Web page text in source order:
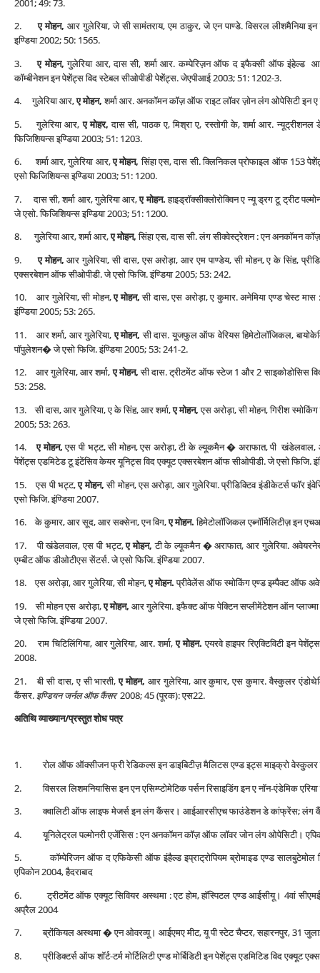
2001; 49: 73.
2.ए मोहन, आर गुलेरिया, जे सी सामंतराय, एम ठाकुर, जे एन पाण्‍डे. विसरल लीशमैनिया
इण्डिया 2002; 50: 1565.
3.ए मोहन,गुलेरिया आर, दास सी, शर्मा आर. कम्‍पेरिज़न ऑफ द इफैक्‍सी ऑफ इंहेल्‍ड
कॉम्‍बीनेशन इन पेशेंट्स विद स्‍टेबल सीओपीडी पेशेंट्स. जेएपीआई 2003; 51: 1202-3.
4. गुलेरिया आर,ए मोहन,शर्मा आर. अनकॉमन कॉज़ ऑफ राइट लॉवर ज़ोन लंग ओपेसिटी इन
5. गुलेरिया आर,ए मोहर,दास सी, पाठक ए, मिश्रा ए, रस्‍तोगी के, शर्मा आर.
फिजिशियन्‍स इण्डिया 2003; 51: 1203.
6. शर्मा आर, गुलेरिया आर,ए मोहन,सिंहा एस, दास सी. क्लिनिकल प्रोफाइल ऑफ 153
एसो फिजिशियन्‍स इण्डिया 2003; 51: 1200.
7. दास सी, शर्मा आर, गुलेरिया आर,ए मोहन.हाइड्रॉक्‍सीक्‍लोरोक्विन ए न्‍यू ड्रग टू ट्रीट
जे एसो. फिजिशियन्‍स इण्डिया 2003; 51: 1200.
8. गुलेरिया आर, शर्मा आर,ए मोहन,सिंहा एस, दास सी. लंग सीक्‍वेस्‍ट्रेशन : एन अनकॉमन
9.ए मोहन,आर गुलेरिया, सी दास, एस अरोड़ा, आर एम पाण्‍डेय, सी मोहन, ए के सिंह,
एक्‍सरबेशन ऑफ सीओपीडी. जे एसो फिजि. इंण्डिया 2005; 53: 242.
10. आर गुलेरिया, सी मोहन,ए मोहन,सी दास, एस अरोड़ा, ए कुमार. अनेमिया एण्‍ड चेस्‍ट
इंण्डिया 2005; 53: 265.
11. आर शर्मा, आर गुलेरिया,ए मोहन,सी दास. यूजफुल ऑफ वेरियस हिमेटोलॉजिकल,
पॉपुलेशन� जे एसो फिजि. इंण्डिया 2005; 53: 241-2.
12. आर गुलेरिया, आर शर्मा,ए मोहन,सी दास. ट्रीटमेंट ऑफ स्‍टेज 1 और 2 साइकोडोसिस विद
53: 258.
13. सी दास, आर गुलेरिया, ए के सिंह, आर शर्मा,ए मोहन,एस अरोड़ा, सी मोहन, गिरीश
2005; 53: 263.
14.ए मोहन,एस पी भट्ट, सी मोहन, एस अरोड़ा, टी के ल्‍यूकमैन � अराफात, पी
पेंशेंट्स एडमिटेड टू इंटेंसिव केयर यूनिट्स विद एक्‍यूट एक्‍सरबेशन ऑफ सीओपीडी. जे एसो फिजि.
15. एस पी भट्ट,ए मोहन,सी मोहन, एस अरोड़ा, आर गुलेरिया. प्रीडिक्टिव इंडीकेटर्स
एसो फिजि. इंण्डिया 2007.
16. के कुमार, आर सूद, आर सक्‍सेना, एन विग,ए मोहन.हिमेटोलॉजिकल एब्‍नॉर्मिलिटीज़ इन
17. पी खंडेलवाल, एस पी भट्ट,ए मोहन,टी के ल्‍यूकमैन � अराफात, आर गुलेरिया.
एम्‍बीट ऑफ डीओटीएस सेंटर्स. जे एसो फिजि. इंण्डिया 2007.
18. एस अरोड़ा, आर गुलेरिया, सी मोहन,ए मोहन.प्रीवेलेंस ऑफ स्‍मोकिंग एण्‍ड इम्‍पैक्‍ट ऑफ
19. सी मोहन एस अरोड़ा,ए मोहन,आर गुलेरिया. इफैक्‍ट ऑफ पेक्टिन सप्‍लीमेंटेशन ऑन प्‍लाज्‍मा
जे एसो फिजि. इंण्डिया 2007.
20. राम चिटिलिंगिया, आर गुलेरिया, आर. शर्मा,ए मोहन.एयरवे हाइपर रिएक्टिविटी इन
2008.
21. बी सी दास, ए सी भारती,ए मोहन, आर गुलेरिया, आर कुमार, एस कुमार. वैस्‍कुलर
कैंसर.इण्डियन जर्नल ऑफ कैंसर2008; 45 (पूरक): एस22.
अतिथि व्‍याख्‍यान/प्रस्‍तुत शोध पत्र
1. रोल ऑफ ऑक्‍सीजन फ्री रेडिकल्‍स इन डाइबिटीज़ मैलिटस एण्‍ड इट्स माइक्रो वेस्‍कुलर
2. विसरल लिशमनियासिस इन एन एसिम्‍प्‍टोमेटिक पर्सन रिसाइडिंग इन ए नॉन-एंडेमिक एरिया
3. क्‍वालिटी ऑफ लाइफ मेजर्स इन लंग कैंसर। आईआरसीएच फाउंडेशन डे कांफ्रेंस; लंग कैंसर
4. यूनिलेट्रल पल्‍मोनरी एजेंसिस : एन अनकॉमन कॉज़ ऑफ लॉवर जोन लंग ओपेसिटी।
5. कॉम्‍पेरिजन ऑफ द एफिकेसी ऑफ इंहैल्‍ड इप्राट्रोपियम ब्रोमाइड एण्‍ड सालबुटेमोल
एपिकोन 2004, हैदराबाद
6. ट्रीटमेंट ऑफ एक्‍यूट सिवियर अस्‍थमा : एट होम, हॉस्पिटल एण्‍ड आईसीयू। 4वां
अप्रैल 2004
7. ब्रोंकियल अस्‍थमा � एन ओवरव्‍यू। आईएमए मीट, यू पी स्‍टेट चैप्‍टर, सहारनपुर, 31
8. प्रीडिक्‍टर्स ऑफ शॉर्ट-टर्म मोर्टिलिटी एण्‍ड मोर्बिडिटी इन पेशेंट्स एडमिटिड विद एक्‍यूट